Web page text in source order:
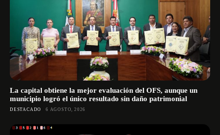
La capital obtiene la mejor evaluación del OFS, aunque un
municipio logró el único resultado sin daño patrimonial
DESTACADO 6 AGOSTO, 2026